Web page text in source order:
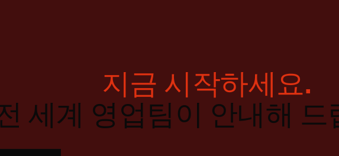
지금 시작하세요.
세계 영업팀이 안내해 드